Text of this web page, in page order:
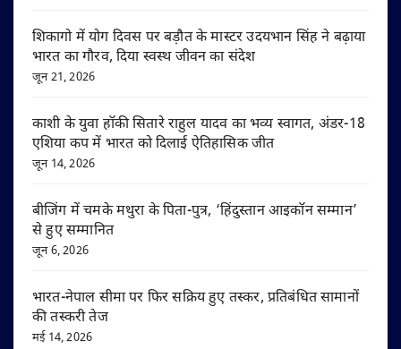
शिकागो में योग दिवस पर बड़ौत के मास्टर उदयभान सिंह ने बढ़ाया
भारत का गौरव, दिया स्वस्थ जीवन का संदेश
जून 21, 2026
काशी के युवा हॉकी सितारे राहुल यादव का भव्य स्वागत, अंडर-18
एशिया कप में भारत को दिलाई ऐतिहासिक जीत
जून 14, 2026
बीजिंग में चमके मथुरा के पिता-पुत्र, ‘हिंदुस्तान आइकॉन सम्मान’
से हुए सम्मानित
जून 6, 2026
भारत-नेपाल सीमा पर फिर सक्रिय हुए तस्कर, प्रतिबंधित सामानों
की तस्करी तेज
मई 14, 2026